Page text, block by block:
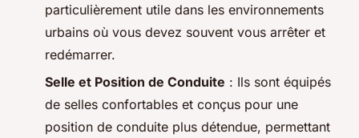
particulièrement utile dans les environnements
urbains où vous devez souvent vous arrêter et
redémarrer.
Selle et Position de Conduite : Ils sont équipés
de selles confortables et conçus pour une
position de conduite plus détendue, permettant